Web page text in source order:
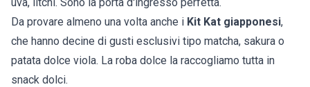
Da provare almeno una volta anche i Kit Kat giapponesi,
che hanno decine di gusti esclusivi tipo matcha, sakura o
patata dolce viola. La roba dolce la raccogliamo tutta in
snack dolci.